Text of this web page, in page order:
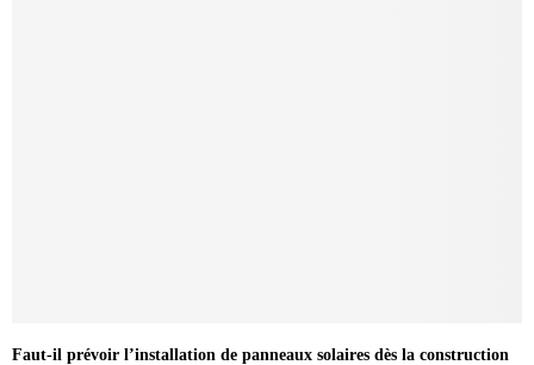
Faut-il prévoir l’installation de panneaux solaires dès la construction